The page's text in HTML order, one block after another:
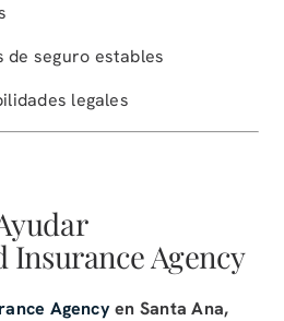
de seguro estables
legales
Insurance Agency
Agencyen Santa Ana,